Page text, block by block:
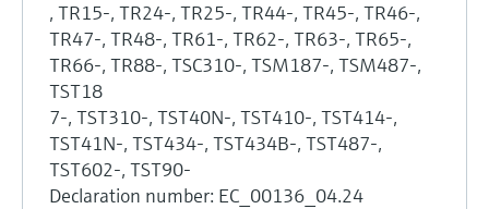
, TR15-, TR24-, TR25-, TR44-, TR45-, TR46-,
TR47-, TR48-, TR61-, TR62-, TR63-, TR65-,
TR66-, TR88-, TSC310-, TSM187-, TSM487-,
TST18
7-, TST310-, TST40N-, TST410-, TST414-,
TST41N-, TST434-, TST434B-, TST487-,
TST602-, TST90-
Declaration number: EC_00136_04.24